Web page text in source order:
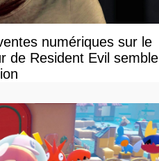
numériques sur le
de Resident Evil semble